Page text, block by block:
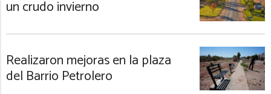
un crudo invierno
Realizaron mejoras en la plaza
del Barrio Petrolero